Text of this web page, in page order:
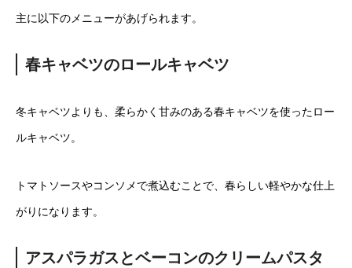
主に以下のメニューがあげられます。
春キャベツのロールキャベツ
冬キャベツよりも、柔らかく甘みのある春キャベツを使ったロー
ルキャベツ。
トマトソースやコンソメで煮込むことで、春らしい軽やかな仕上
がりになります。
アスパラガスとベーコンのクリームパスタ